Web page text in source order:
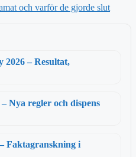
och varför de gjorde slut
– Resultat,
Nya regler och dispens
Faktagranskning i